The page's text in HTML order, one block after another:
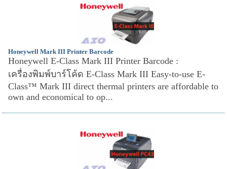
Honeywell Mark III Printer Barcode
Honeywell E-Class Mark III Printer Barcode :
เครื่องพิมพ์บาร์โค้ด E-Class Mark III Easy-to-use E-
Class™ Mark III direct thermal printers are affordable to
own and economical to op...